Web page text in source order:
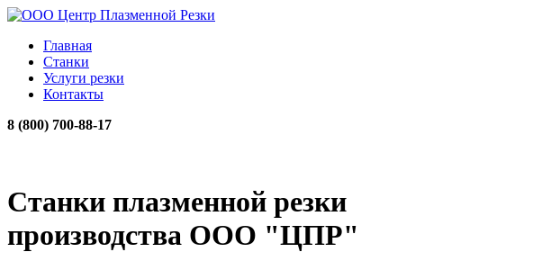
Главная
Станки
Услуги резки
Контакты
8 (800) 700-88-17
Станки плазменной резки
производства ООО "ЦПР"